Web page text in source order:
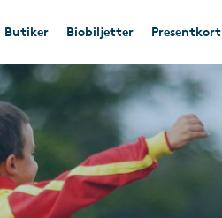
Butiker Biobiljetter Presentkort